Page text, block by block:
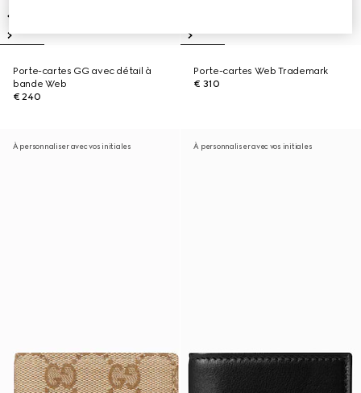
Porte-cartes GG avec détail à
bande Web
€ 240
Porte-cartes Web Trademark
€ 310
À personnaliser avec vos initiales À personnaliser avec vos initiales